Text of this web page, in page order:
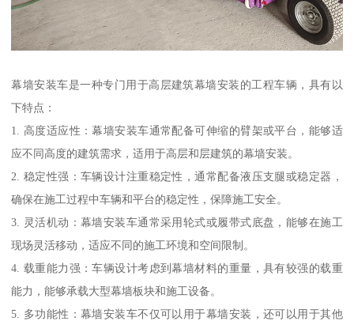
幕墙安装车是一种专门用于高层建筑幕墙安装的工程车辆，具有以
下特点：
1. 高度适应性：幕墙安装车通常配备可伸缩的臂架或平台，能够适
应不同高度的建筑需求，适用于高层和层建筑的幕墙安装。
2. 稳定性强：车辆设计注重稳定性，通常配备液压支腿或稳定器，
确保在施工过程中车辆和平台的稳定性，保障施工安全。
3. 灵活机动：幕墙安装车通常采用轮式或履带式底盘，能够在施工
现场灵活移动，适应不同的施工环境和空间限制。
4. 载重能力强：车辆设计考虑到幕墙材料的重量，具有较强的载重
能力，能够承载大型幕墙板块和施工设备。
5. 多功能性：幕墙安装车不仅可以用于幕墙安装，还可以用于其他